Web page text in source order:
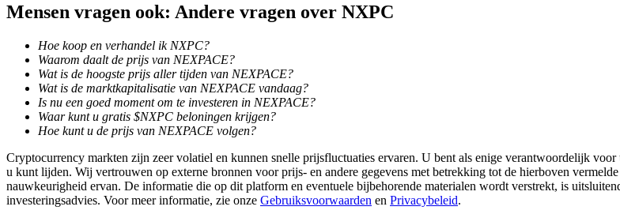
Macht varkentje
Verdien dagelijks competitieve beloningen
Mensen vragen ook: Andere vragen over NXPC
Hoe koop en verhandel ik NXPC?
Waarom daalt de prijs van NEXPACE?
Wat is de hoogste prijs aller tijden van NEXPACE?
Wat is de marktkapitalisatie van NEXPACE vandaag?
Is nu een goed moment om te investeren in NEXPACE?
Waar kunt u gratis $NXPC beloningen krijgen?
Hoe kunt u de prijs van NEXPACE volgen?
Cryptocurrency markten zijn zeer volatiel en kunnen snelle prijsfluctuaties ervaren. U bent als enige verantwoordelijk
u kunt lijden. Wij vertrouwen op externe bronnen voor prijs- en andere gegevens met betrekking tot de hierboven
nauwkeurigheid ervan. De informatie die op dit platform en eventuele bijbehorende materialen wordt verstrekt, is
investeringsadvies. Voor meer informatie, zie onze Gebruiksvoorwaarden en Privacybeleid.